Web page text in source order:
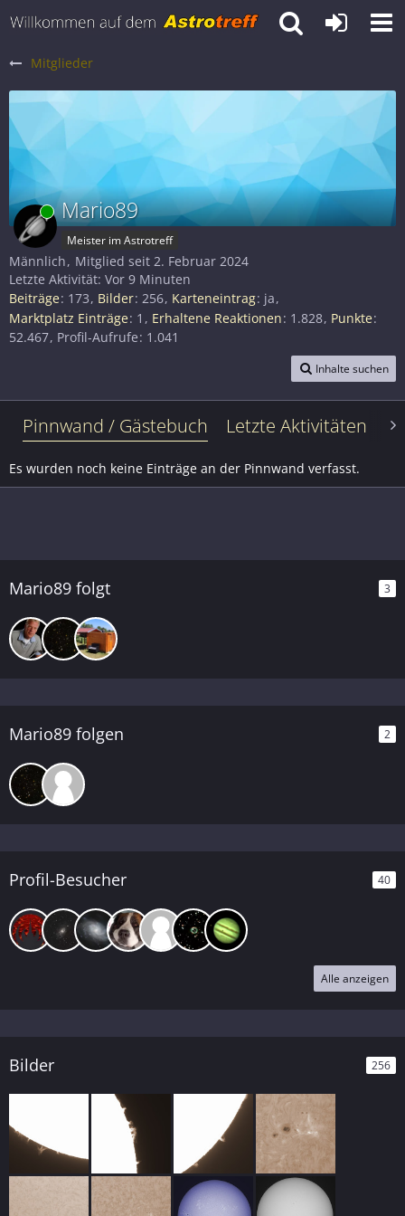
Mitglieder
Online Mario89
Meister im Astrotreff
Männlich
Mitglied seit 2. Februar 2024
Letzte Aktivität: Vor 9 Minuten
Beiträge 173 Bilder 256 Karteneintrag ja
Marktplatz Einträge 1 Erhaltene Reaktionen 1.828 Punkte
52.467 Profil-Aufrufe 1.041
Inhalte suchen
Pinnwand / Gästebuch Letzte Aktivitäten
Es wurden noch keine Einträge an der Pinnwand verfasst.
Mario89 folgt 3
Mario89 folgen 2
Profil-Besucher 40
Alle anzeigen
Bilder 256